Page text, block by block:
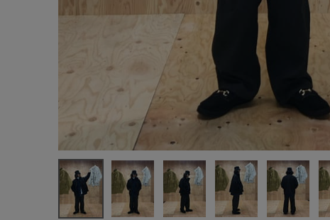
お気に入りアイテム
注文履歴
新規会員登録